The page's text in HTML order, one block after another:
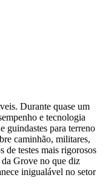
Durante quase um
e tecnologia
guindastes para terreno
caminhão, militares,
de testes mais rigorosos
da Grove no que diz
inigualável no setor